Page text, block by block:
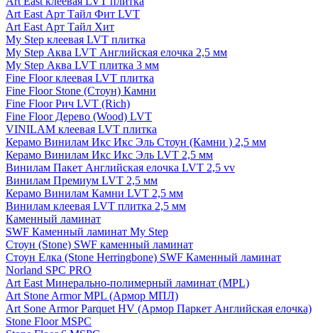
Art East Арт Тайл Фит LVT
Art East Арт Тайл Хит
My Step клеевая LVT плитка
My Step Аква LVT Английская елочка 2,5 мм
My Step Аква LVT плитка 3 мм
Fine Floor клеевая LVT плитка
Fine Floor Stone (Стоун) Камни
Fine Floor Рич LVT (Rich)
Fine Floor Дерево (Wood) LVT
VINILAM клеевая LVT плитка
Керамо Винилам Икс Икс Эль Стоун (Камни ) 2,5 мм
Керамо Винилам Икс Икс Эль LVT 2,5 мм
Винилам Пакет Английская елочка LVT 2,5 vv
Винилам Премиум LVT 2,5 мм
Керамо Винилам Камни LVT 2,5 мм
Винилам клеевая LVT плитка 2,5 мм
Каменный ламинат
SWF Каменный ламинат My Step
Стоун (Stone) SWF каменный ламинат
Стоун Елка (Stone Herringbone) SWF Каменный ламинат
Norland SPC PRO
Art East Минерально-полимерный ламинат (MPL)
Art Stone Armor MPL (Армор МПЛ)
Art Sone Armor Parquet HV (Армор Паркет Английская елочка)
Stone Floor MSPC